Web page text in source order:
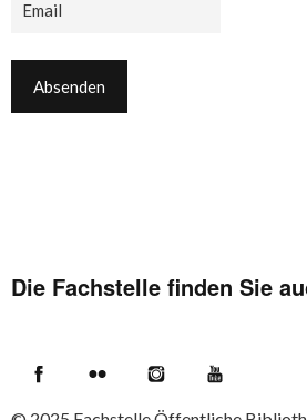
Die Fachstelle finden Sie